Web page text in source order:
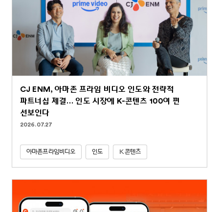
CJ ENM, 아마존 프라임 비디오 인도와 전략적
파트너십 체결… 인도 시장에 K-콘텐츠 100여 편
선보인다
2026.07.27
아마존프라임비디오 인도 K콘텐츠